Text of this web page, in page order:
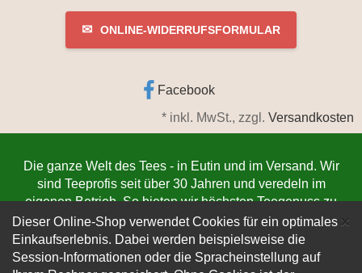
×
Dieser Online-Shop verwendet Cookies für ein optimales
Einkaufserlebnis. Dabei werden beispielsweise die
Session-Informationen oder die Spracheinstellung auf
✉ ONLINE-WIDERRUFSFORMULAR
Facebook
* inkl. MwSt., zzgl. Versandkosten
Die ganze Welt des Tees - in Eutin und im Versand. Wir
sind Teeprofis seit über 30 Jahren und veredeln im
eigenen Betrieb. So bieten wir höchsten Teegenuss zu
niedrigsten Preisen. Jetzt bestellenwww.teeschmiede-
eutin.de (Die Lieferung verlässt innerhalb von 1-3
Werktagen unser Lager. Der Versand erfolgt